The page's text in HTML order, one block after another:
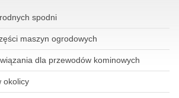
spodni
maszyn ogrodowych
dla przewodów kominowych
okolicy